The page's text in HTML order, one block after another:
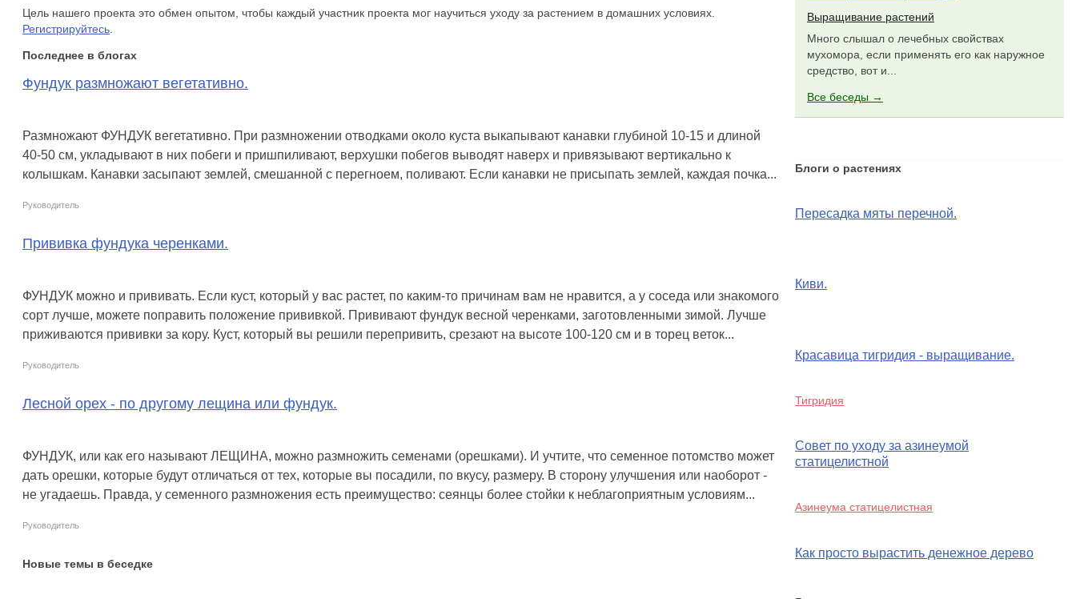
Цель нашего проекта это обмен опытом, чтобы каждый участник проекта мог научиться уходу за растением в домашних условиях.
Регистрируйтесь
Последнее в блогах
Фундук размножают вегетативно.
Размножают ФУНДУК вегетативно. При размножении отводками около куста выкапывают канавки глубиной 10-15 и длиной
40-50 см, укладывают в них побеги и пришпиливают, верхушки побегов выводят наверх и привязывают вертикально к
колышкам. Канавки засыпают землей, смешанной с перегноем, поливают. Если канавки не присыпать землей, каждая почка...
Руководитель
Прививка фундука черенками.
ФУНДУК можно и прививать. Если куст, который у вас растет, по каким-то причинам вам не нравится, а у соседа или знакомого
сорт лучше, можете поправить положение прививкой. Прививают фундук весной черенками, заготовленными зимой. Лучше
приживаются прививки за кору. Куст, который вы решили перепривить, срезают на высоте 100-120 см и в торец веток...
Руководитель
Лесной орех - по другому лещина или фундук.
ФУНДУК, или как его называют ЛЕЩИНА, можно размножить семенами (орешками). И учтите, что семенное потомство может
дать орешки, которые будут отличаться от тех, которые вы посадили, по вкусу, размеру. В сторону улучшения или наоборот -
не угадаешь. Правда, у семенного размножения есть преимущество: сеянцы более стойки к неблагоприятным условиям...
Руководитель
Новые темы в беседке
Выращивание растений
Много слышал о лечебных свойствах
мухомора, если применять его как наружное
средство, вот и...
Все беседы →
Блоги о растениях
Пересадка мяты перечной.
Киви.
Красавица тигридия - выращивание.
Тигридия
Совет по уходу за азинеумой
статицелистной
Азинеума статицелистная
Как просто вырастить денежное дерево